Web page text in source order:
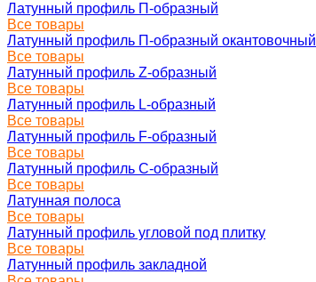
Латунный профиль П-образный
Все товары
Латунный профиль П-образный окантовочный
Все товары
Латунный профиль Z-образный
Все товары
Латунный профиль L-образный
Все товары
Латунный профиль F-образный
Все товары
Латунный профиль C-образный
Все товары
Латунная полоса
Все товары
Латунный профиль угловой под плитку
Все товары
Латунный профиль закладной